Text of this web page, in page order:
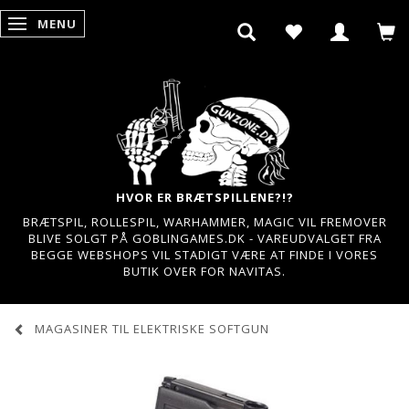
SKIFTE NAVIGATION
MENU
HVOR ER BRÆTSPILLENE?!?
BRÆTSPIL, ROLLESPIL, WARHAMMER, MAGIC VIL FREMOVER
BLIVE SOLGT PÅ GOBLINGAMES.DK - VAREUDVALGET FRA
BEGGE WEBSHOPS VIL STADIGT VÆRE AT FINDE I VORES
BUTIK OVER FOR NAVITAS.
MAGASINER TIL ELEKTRISKE SOFTGUN